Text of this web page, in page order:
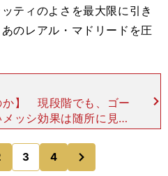
ティのよさを最大限に引き
のレアル・マドリードを圧
か】 現段階でも、ゴー
ッシ効果は随所に見ら
順調にコンディション
になれば、パリ・サン
もチ
のページへ3 4
ジへ